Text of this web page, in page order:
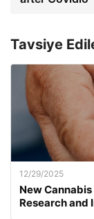
Tavsiye
12/29/2025
New
Research and